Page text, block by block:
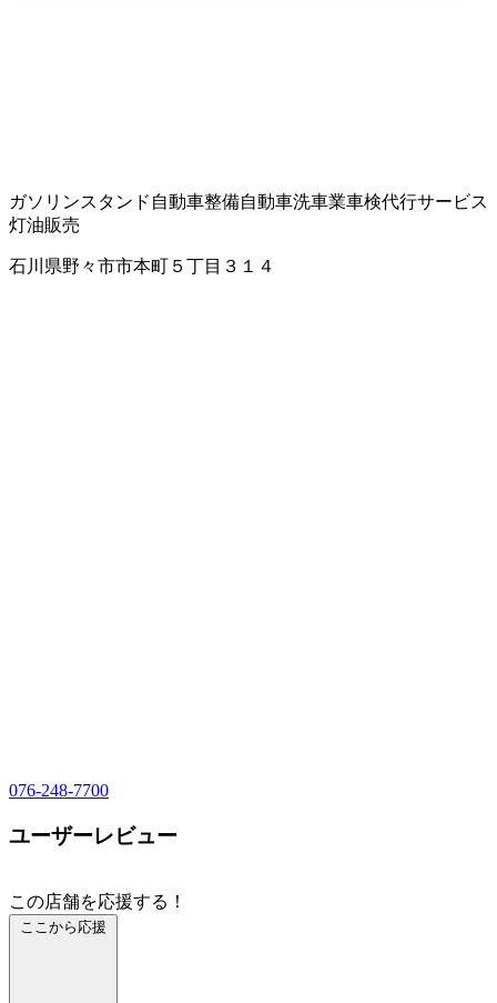
ガソリンスタンド 自動車整備自動車洗車業車検代行サービス
灯油販売
石川県野々市市本町５丁目３１４
076-248-7700
ユーザーレビュー
この店舗を応援する！
ここから応援